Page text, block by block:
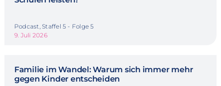
Podcast, Staffel 5 - Folge 5
9. Juli 2026
Familie im Wandel: Warum sich immer mehr
gegen Kinder entscheiden